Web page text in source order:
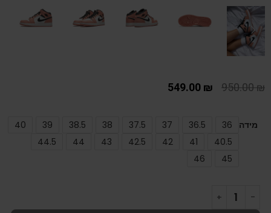
950.00₪
549.00 ₪
מידה 36
36.5
37
37.5
38
38.5
39
40
40.5
41
42
42.5
43
44
44.5
45
46